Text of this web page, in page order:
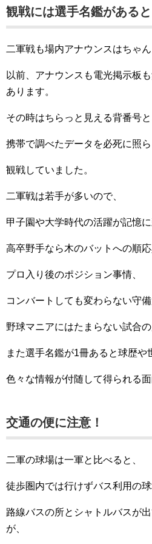
観戦には選手名鑑がある
二軍戦も場内アナウンスはちゃん
以前、アナウンスも電光掲示板
あります。
その時はちらっと見える背番号と
携帯で調べたデータを必死に照
観戦していました。
二軍戦は若手が多いので、
甲子園や大学時代の活躍が記憶に
高卒野手なら木のバットへの順
プロ入り後のポジション事情、
コンバートしても変わらない守
野球マニアにはたまらない試合の
また選手名鑑が1冊あると球歴や
色々な情報が付随して得られる面
交通の便に注意！
二軍の球場は一軍と比べると、
徒歩圏内では行けずバス利用の球
路線バスの所とシャトルバスが
が、